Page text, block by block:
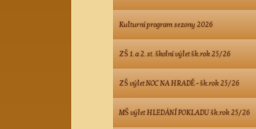
Kulturní program sezony 2026
ZŠ 1. a 2. st. školní výlet šk.rok 25/26
ZŠ výlet NOC NA HRADĚ - šk.rok 25/26
MŠ výlet HLEDÁNÍ POKLADU šk.rok 25/26